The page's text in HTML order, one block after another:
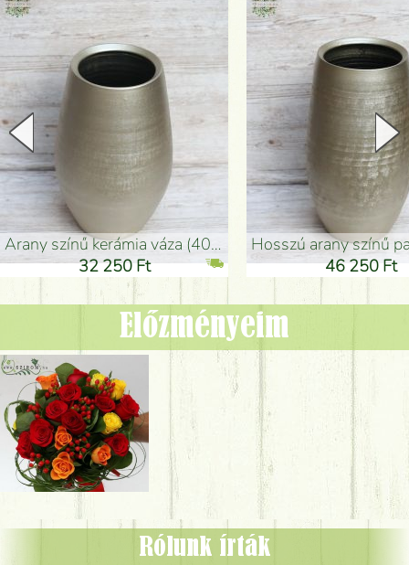
arany színű kerámia váza (40x26cm)
32 250 Ft
hosszú arany színű
46 250 Ft
Előzményeim
Rólunk írták